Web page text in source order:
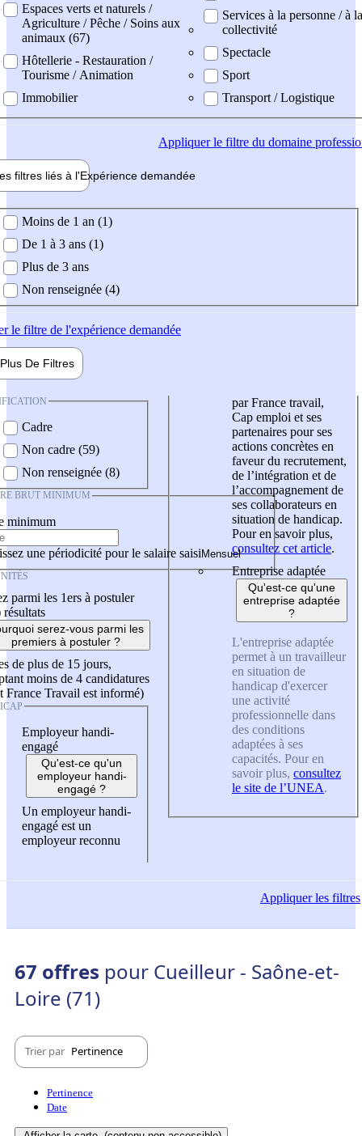
Espaces verts et naturels /
Agriculture / Pêche / Soins aux
animaux (67)
Hôtellerie - Restauration /
Tourisme / Animation
Immobilier
Services à la personne / à la
collectivité
Spectacle
Sport
Transport / Logistique
Appliquerle filtre du domaine
filtres liés à l'Expérience demandée
demandée
Moins de 1 an (1)
De 1 à 3 ans (1)
Plus de 3 ans
Non renseignée (4)
le filtre de l'expérience demandée
Plus De Filtres
Cadre
Non cadre (59)
Non renseignée (8)
BRUT MINIMUM
minimum
une périodicité pour le salaire saisi
parmi les 1ers à postuler
résultats
serez-vous parmi les
premiers à postuler ?
de plus de 15 jours,
moins de 4 candidatures
France Travail est informé)
Employeur handi-
engagé
Qu'est-ce qu'un
employeur handi-
engagé ?
Un employeur handi-
engagé est un
employeur reconnu
par France travail,
Cap emploi et ses
partenaires pour ses
actions concrètes en
faveur du recrutement,
de l’intégration et de
l’accompagnement de
ses collaborateurs en
situation de handicap.
Pour en savoir plus,
consultez cet article.
Entreprise adaptée
Qu'est-ce qu'une
entreprise adaptée
?
L'entreprise adaptée
permet à un travailleur
en situation de
handicap d'exercer
une activité
professionnelle dans
des conditions
adaptées à ses
capacités. Pour en
savoir plus, consultez
le site de l’UNEA.
Appliquerles filtres
67 offres pour Cueilleur - Saône-et-
Loire (71)
Trier par Pertinence
Pertinence
Date